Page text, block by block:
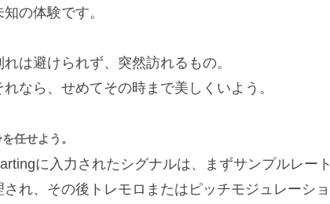
知の体験です。
れは避けられず、突然訪れるもの。
れなら、せめてその時まで美しくいよう。
任せよう。
に入力されたシグナルは、まずサンプルレー
され、その後トレモロまたはピッチモジュレーシ